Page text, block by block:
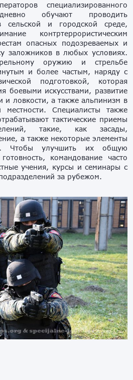
специализированного
обучают проводить
сельской и городской среде,
контртеррористическим
опасных подозреваемых и
заложников в любых условиях.
оружию и стрельбе
и более частым, наряду с
подготовкой, которая
боевыми искусствами, развитие
ловкости, а также альпинизм в
местности. Специалисты также
тактические приемы
такие, как засады,
а также некоторые элементы
Чтобы улучшить их общую
командование часто
учения, курсы и семинары с
за рубежом.